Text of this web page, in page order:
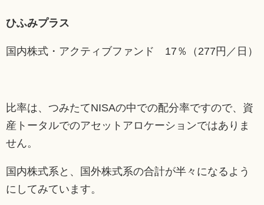
ひふみプラス
国内株式・アクティブファンド 17％（277円／日）
比率は、つみたてNISAの中での配分率ですので、資
産トータルでのアセットアロケーションではありま
せん。
国内株式系と、国外株式系の合計が半々になるよう
にしてみています。